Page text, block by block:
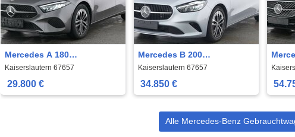
Mercedes A 180
Progressive Line Advanced
*R.-Kamera*
Kaiserslautern 67657
29.800 €
Mercedes B 200
Progressive*AHK*
Kaiserslautern 67657
34.850 €
Line
Alle Mercedes-Benz